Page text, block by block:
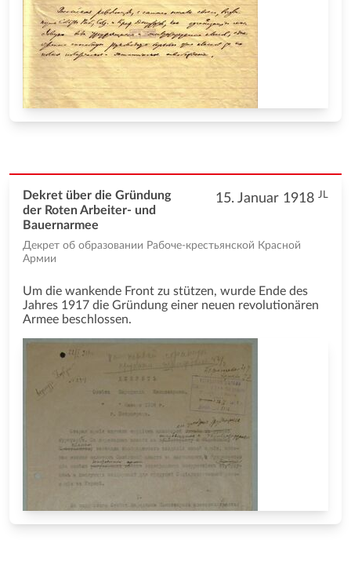
15. Januar 1918JL
Dekret über die Gründung
der Roten Arbeiter- und
Bauernarmee
Декрет об образовании Рабоче-крестьянской Красной
Армии
Um die wankende Front zu stützen, wurde Ende des
Jahres 1917 die Gründung einer neuen revolutionären
Armee beschlossen.